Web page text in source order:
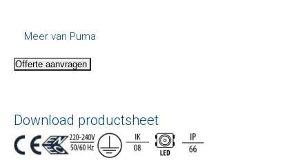
Meer van Puma
Offerte aanvragen
Download productsheet